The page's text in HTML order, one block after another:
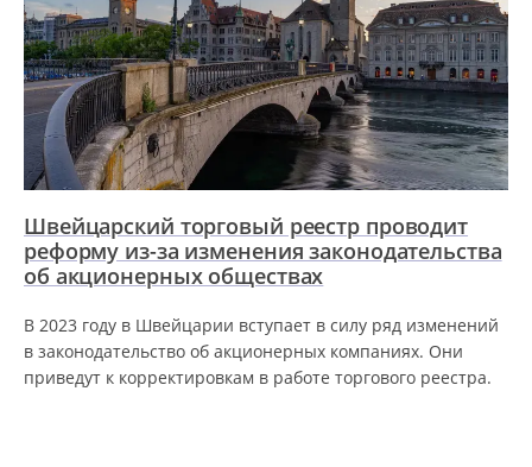
Швейцарский торговый реестр проводит
реформу из-за изменения законодательства
об акционерных обществах
В 2023 году в Швейцарии вступает в силу ряд изменений
в законодательство об акционерных компаниях. Они
приведут к корректировкам в работе торгового реестра.